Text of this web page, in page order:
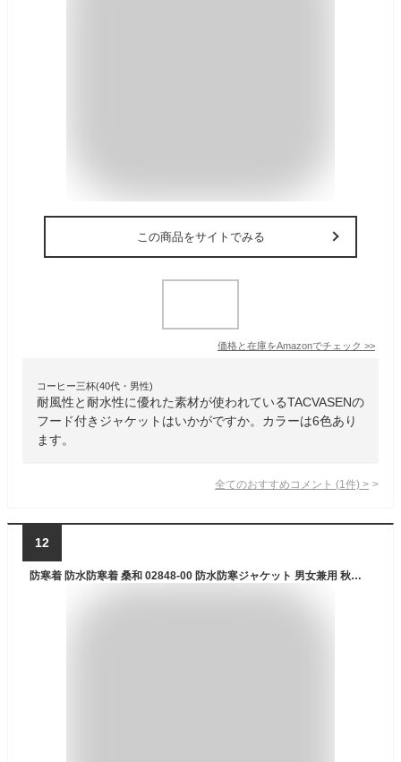
この商品をサイトでみる
価格と在庫をAmazonでチェック >>
コーヒー三杯(40代・男性)
耐風性と耐水性に優れた素材が使われているTACVASENの
フード付きジャケットはいかがですか。カラーは6色あり
ます。
全てのおすすめコメント (1 件) >
12
防寒着 防水防寒着 桑和 02848-00 防水防寒ジャケット 男女兼用 秋冬 防寒 作業着 作業服 ストレッチ 撥水 防水 透湿 防風 防寒服 メンズ レディース 作業服 アウター ジャンパー アウトドア 釣り G.G 『S-LL』 人気商品